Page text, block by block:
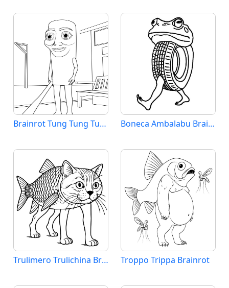
Brainrot Tung Tung Tung Sahur Boneca Ambalabu Brainrot
Trulimero Trulichina Brainrot Troppo Trippa Brainrot